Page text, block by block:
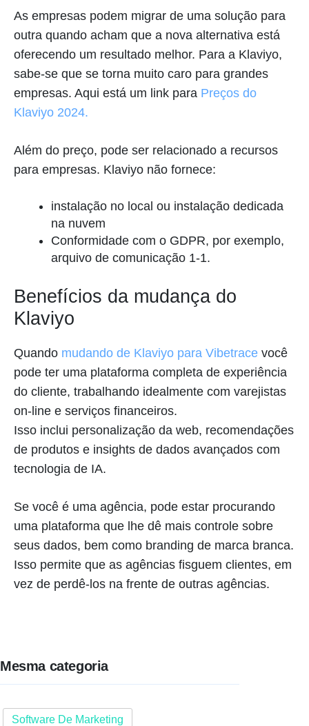
As empresas podem migrar de uma solução para
outra quando acham que a nova alternativa está
oferecendo um resultado melhor. Para a Klaviyo,
sabe-se que se torna muito caro para grandes
empresas. Aqui está um link para Preços do
Klaviyo 2024.
Além do preço, pode ser relacionado a recursos
para empresas. Klaviyo não fornece:
instalação no local ou instalação dedicada
na nuvem
Conformidade com o GDPR, por exemplo,
arquivo de comunicação 1-1.
Benefícios da mudança do
Klaviyo
Quando mudando de Klaviyo para Vibetrace você
pode ter uma plataforma completa de experiência
do cliente, trabalhando idealmente com varejistas
on-line e serviços financeiros.
Isso inclui personalização da web, recomendações
de produtos e insights de dados avançados com
tecnologia de IA.
Se você é uma agência, pode estar procurando
uma plataforma que lhe dê mais controle sobre
seus dados, bem como branding de marca branca.
Isso permite que as agências fisguem clientes, em
vez de perdê-los na frente de outras agências.
Mesma categoria
Software De Marketing